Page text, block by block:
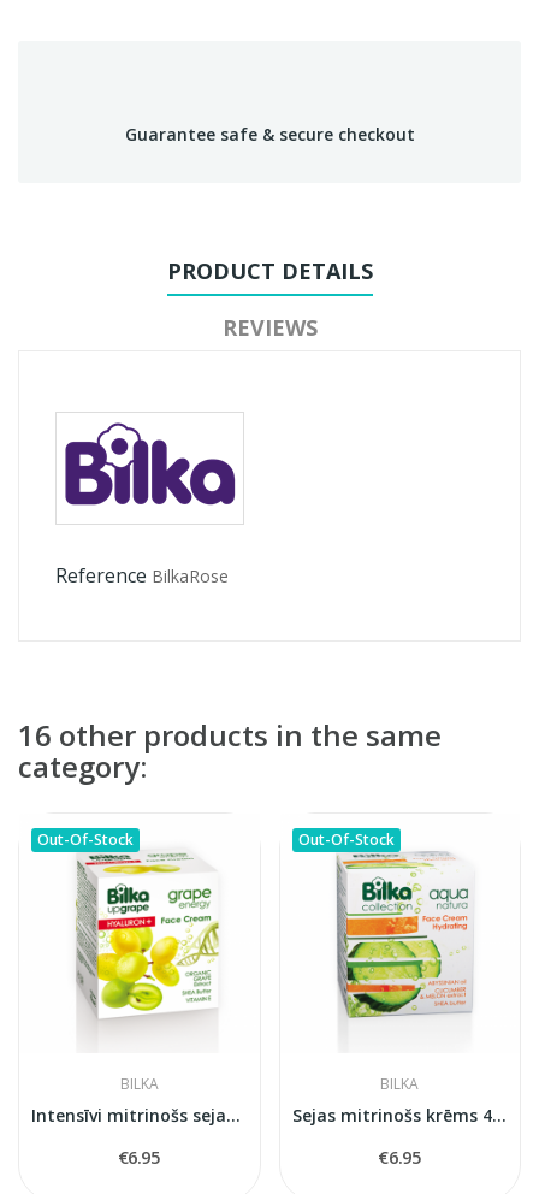
Guarantee safe & secure checkout
PRODUCT DETAILS
REVIEWS
Reference BilkaRose
16 other products in the same
category:
Out-Of-Stock
BILKA
Intensīvi mitrinošs sejas krēms Bilka Upgrape
€6.95
Out-Of-Stock
BILKA
Sejas mitrinošs krēms 40 ml
€6.95